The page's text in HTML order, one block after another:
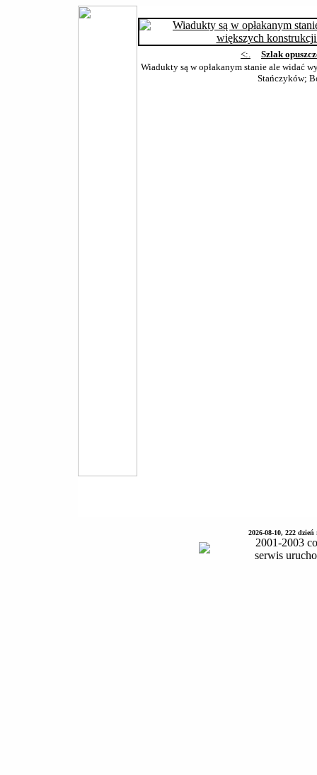
<:.
Szlak
Wiadukty są w opłakanym stanie ale widać
Stańczyków;
2026-08-10, 222
2001-2003
serwis